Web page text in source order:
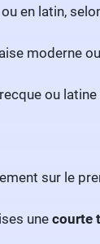
en latin,
moderne
ou latine
sur le
unecourte